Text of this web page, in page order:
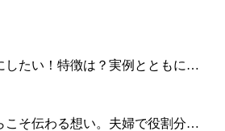
したい！特徴は？実例とともに…
こそ伝わる想い。夫婦で役割分…